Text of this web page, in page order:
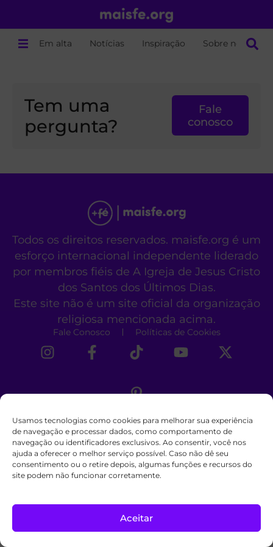
Usamos tecnologias como cookies para melhorar sua experiência
de navegação e processar dados, como comportamento de
navegação ou identificadores exclusivos. Ao consentir, você nos
ajuda a oferecer o melhor serviço possível. Caso não dê seu
consentimento ou o retire depois, algumas funções e recursos do
site podem não funcionar corretamente.
Aceitar
Em alta Notícias Inspiração Sobre nós
Tem uma
pergunta?
Fale
conosco
Todos os direitos reservados. maisfe.org é um
esforço internacional independente liderado
por membros fiéis de A Igreja de Jesus Cristo
dos Santos dos Últimos Dias.
Este site não é um site oficial da organização
religiosa mencionada acima.
Fale Conosco Políticas de Cookies